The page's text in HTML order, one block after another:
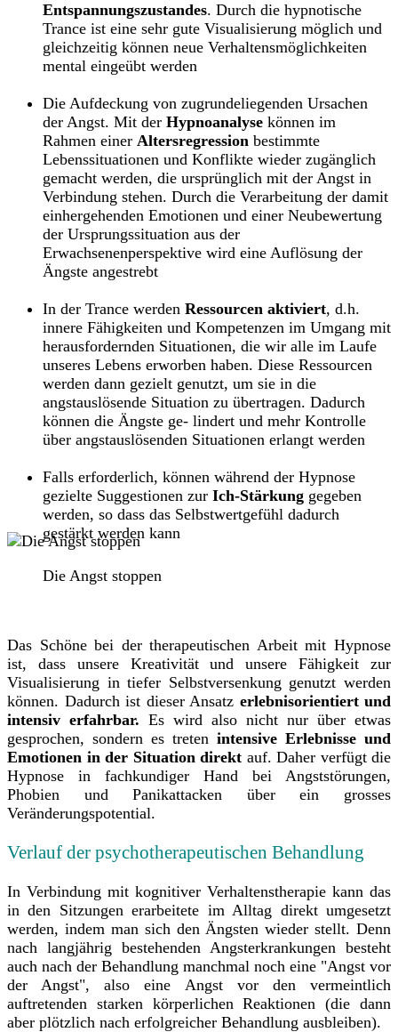
Entspannungszustandes. Durch die hypnotische
Trance ist eine sehr gute Visualisierung möglich und
gleichzeitig können neue Verhaltensmöglichkeiten
mental eingeübt werden
Die Aufdeckung von zugrundeliegenden Ursachen
der Angst. Mit der Hypnoanalyse können im
Rahmen einer Altersregression bestimmte
Lebenssituationen und Konflikte wieder zugänglich
gemacht werden, die ursprünglich mit der Angst in
Verbindung stehen. Durch die Verarbeitung der damit
einhergehenden Emotionen und einer Neubewertung
der Ursprungssituation aus der
Erwachsenenperspektive wird eine Auflösung der
Ängste angestrebt
In der Trance werden Ressourcen aktiviert, d.h.
innere Fähigkeiten und Kompetenzen im Umgang mit
herausfordernden Situationen, die wir alle im Laufe
unseres Lebens erworben haben. Diese Ressourcen
werden dann gezielt genutzt, um sie in die
angstauslösende Situation zu übertragen. Dadurch
können die Ängste ge- lindert und mehr Kontrolle
über angstauslösenden Situationen erlangt werden
Falls erforderlich, können während der Hypnose
gezielte Suggestionen zur Ich-Stärkung gegeben
werden, so dass das Selbstwertgefühl dadurch
gestärkt werden kann
Die Angst stoppen
Das Schöne bei der therapeutischen Arbeit mit Hypnose
ist, dass unsere Kreativität und unsere Fähigkeit zur
Visualisierung in tiefer Selbstversenkung genutzt werden
können. Dadurch ist dieser Ansatz erlebnisorientiert und
intensiv erfahrbar. Es wird also nicht nur über etwas
gesprochen, sondern es treten intensive Erlebnisse und
Emotionen in der Situation direkt auf. Daher verfügt die
Hypnose in fachkundiger Hand bei Angststörungen,
Phobien und Panikattacken über ein grosses
Veränderungspotential.
Verlauf der psychotherapeutischen Behandlung
In Verbindung mit kognitiver Verhaltenstherapie kann das
in den Sitzungen erarbeitete im Alltag direkt umgesetzt
werden, indem man sich den Ängsten wieder stellt. Denn
nach langjährig bestehenden Angsterkrankungen besteht
auch nach der Behandlung manchmal noch eine "Angst vor
der Angst", also eine Angst vor den vermeintlich
auftretenden starken körperlichen Reaktionen (die dann
aber plötzlich nach erfolgreicher Behandlung ausbleiben).